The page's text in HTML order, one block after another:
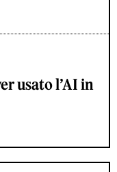
usato l’AI in